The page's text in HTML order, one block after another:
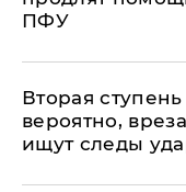
ПФУ
Вторая
вероятно,
ищут следы